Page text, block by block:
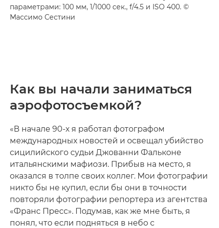
параметрами: 100 мм, 1/1000 сек., f/4.5 и ISO 400. ©
Массимо Сестини
Как вы начали заниматься
аэрофотосъемкой?
«В начале 90-х я работал фотографом
международных новостей и освещал убийство
сицилийского судьи Джованни Фальконе
итальянскими мафиози. Прибыв на место, я
оказался в толпе своих коллег. Мои фотографии
никто бы не купил, если бы они в точности
повторяли фотографии репортера из агентства
«Франс Пресс». Подумав, как же мне быть, я
понял, что если подняться в небо с